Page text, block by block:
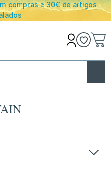
GRATUITOS em
Portugal